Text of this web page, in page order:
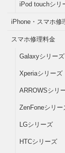
iPod touchシリ
iPhone・スマホ修
スマホ修理料金
Galaxyシリーズ
Xperiaシリーズ
ARROWSシリ
ZenFoneシリー
LGシリーズ
HTCシリーズ